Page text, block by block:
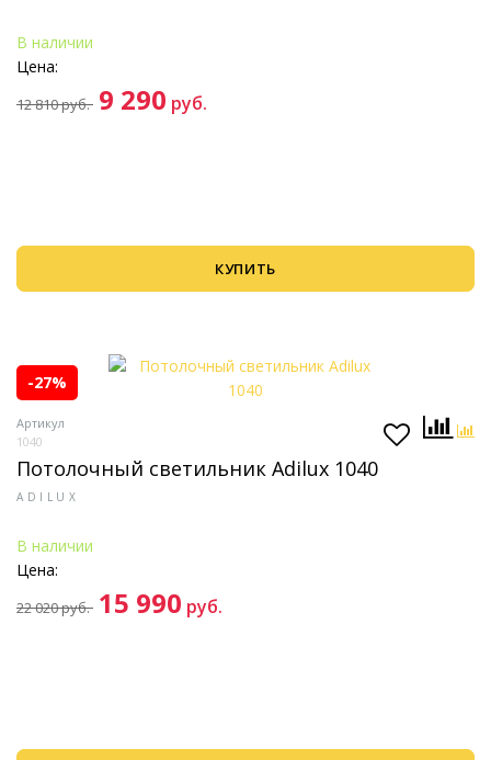
В наличии
Цена:
12 810руб. 9 290 руб.
КУПИТЬ
-27%
Артикул
1040
Потолочный светильник Adilux 1040
ADILUX
В наличии
Цена:
22 020руб. 15 990 руб.